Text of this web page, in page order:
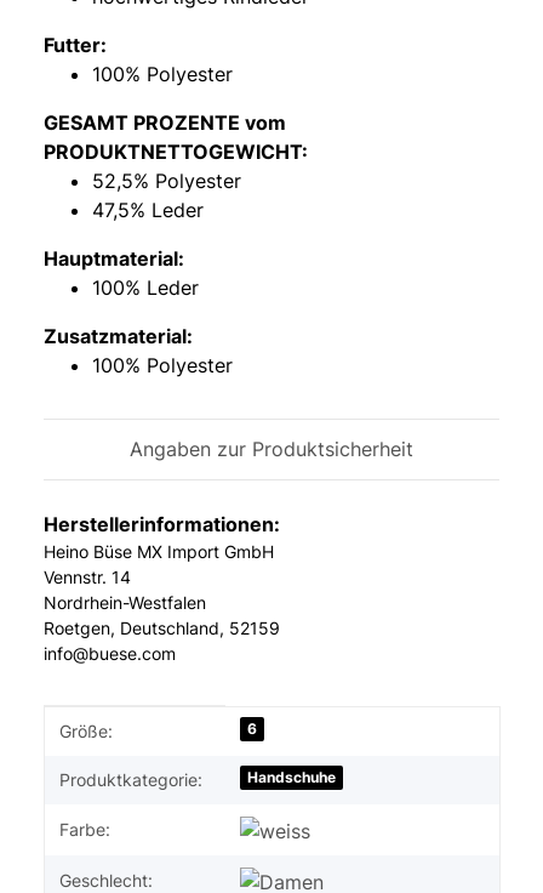
Futter:
100% Polyester
GESAMT PROZENTE vom
PRODUKTNETTOGEWICHT:
52,5% Polyester
47,5% Leder
Hauptmaterial:
100% Leder
Zusatzmaterial:
100% Polyester
Angaben zur Produktsicherheit
Herstellerinformationen:
Heino Büse MX Import GmbH
Vennstr. 14
Nordrhein-Westfalen
Roetgen, Deutschland, 52159
info@buese.com
Produkteigenschaft
Wert
Größe: 6
Produktkategorie: Handschuhe
Farbe:
Geschlecht: